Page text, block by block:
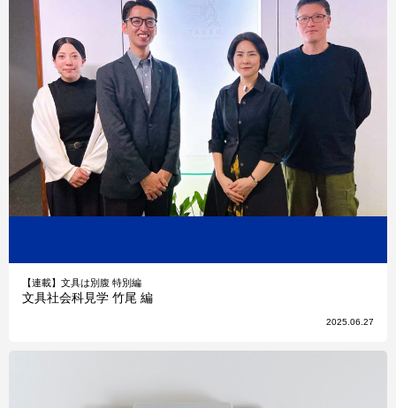
【連載】文具は別腹 特別編
文具社会科見学 竹尾 編
2025.06.27